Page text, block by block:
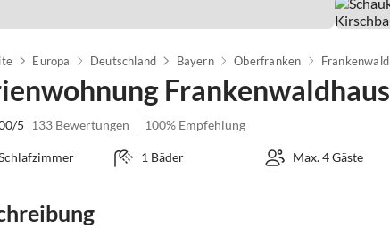
Europa Deutschland Bayern Oberfranken Frankenwald
Frankenwaldhaus
5 133 Bewertungen 100% Empfehlung
1 Bäder Max. 4 Gäste